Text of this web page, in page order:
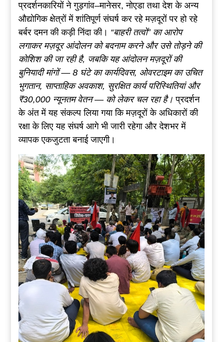
प्रदर्शनकारियों ने गुड़गांव–मानेसर, नोएडा तथा देश के अन्य
औद्योगिक क्षेत्रों में शांतिपूर्ण संघर्ष कर रहे मज़दूरों पर हो रहे
बर्बर दमन की कड़ी निंदा की। “बाहरी तत्वों” का आरोप
लगाकर मज़दूर आंदोलन को बदनाम करने और उसे तोड़ने की
कोशिश की जा रही है, जबकि यह आंदोलन मज़दूरों की
बुनियादी मांगों — 8घंटे का कार्यदिवस, ओवरटाइम का उचित
भुगतान, साप्ताहिक अवकाश, सुरक्षित कार्य परिस्थितियां और
₹30,000न्यूनतम वेतन — को लेकर चल रहा है। प्रदर्शन
के अंत में यह संकल्प लिया गया कि मज़दूरों के अधिकारों की
रक्षा के लिए यह संघर्ष आगे भी जारी रहेगा और देशभर में
व्यापक एकजुटता बनाई जाएगी।